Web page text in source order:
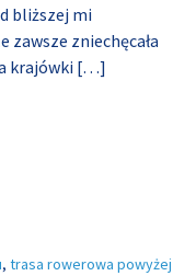
bliższej mi
zniechęcała
krajówki […]
, trasa rowerowa powyżej